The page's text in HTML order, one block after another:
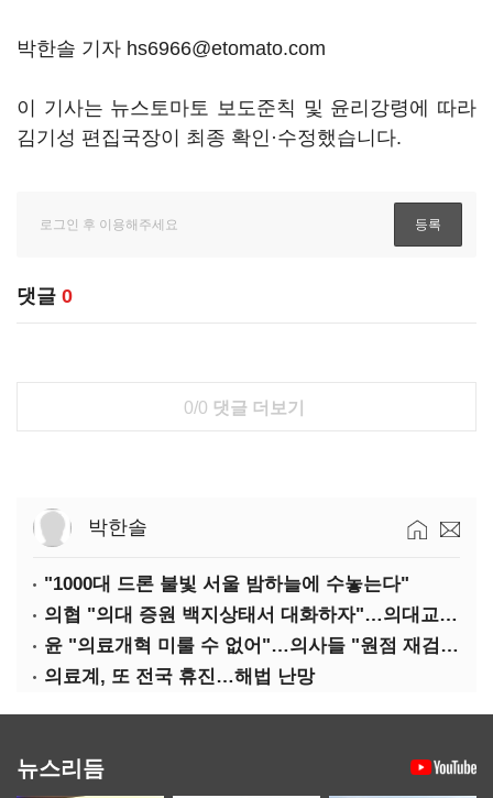
박한솔 기자 hs6966@etomato.com
이 기사는 뉴스토마토 보도준칙 및 윤리강령에 따라
김기성 편집국장이 최종 확인·수정했습니다.
댓글 0
0/0 댓글 더보기
박한솔
"1000대 드론 불빛 서울 밤하늘에 수놓는다"
의협 "의대 증원 백지상태서 대화하자"…의대교수, 집단 휴진
윤 "의료개혁 미룰 수 없어"…의사들 "원점 재검토"
의료계, 또 전국 휴진…해법 난망
뉴스리듬